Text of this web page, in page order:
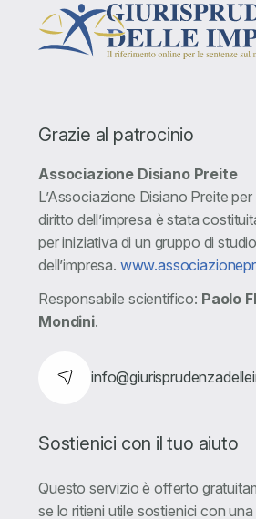
Grazie al patrocinio
Associazione Disiano Preite
L’Associazione Disiano Preite
diritto dell’impresa è stata
per iniziativa di un gruppo di
dell’impresa.
Responsabile scientifico: Paolo
Mondini.
Sostienici con il tuo aiuto
Questo servizio è offerto
se lo ritieni utile sostienici con una